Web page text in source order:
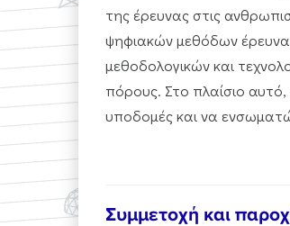
της έρευνας στις
ψηφιακών μεθόδων
μεθοδολογικών και
πόρους. Στο πλαίσιο αυτό,
υποδομές και να
Συμμετοχή και